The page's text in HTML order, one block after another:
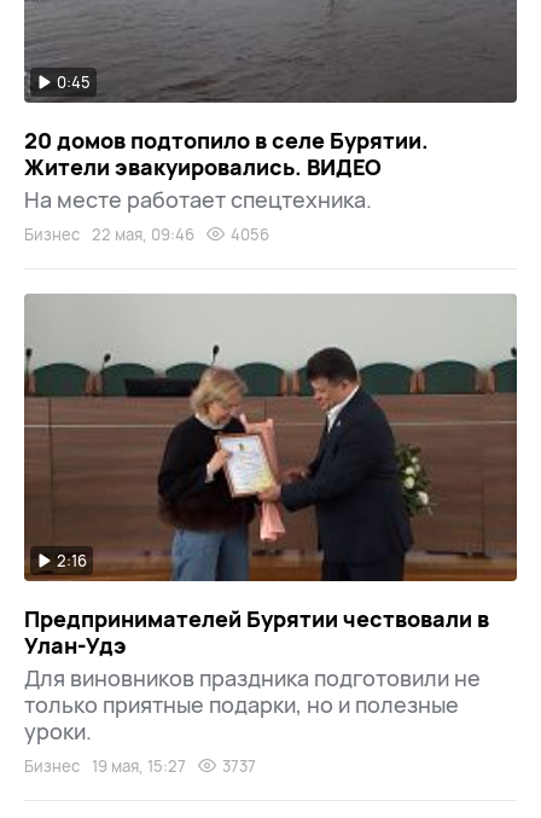
0:45
20 домов подтопило в селе Бурятии.
Жители эвакуировались. ВИДЕО
На месте работает спецтехника.
Бизнес 22 мая, 09:46 4056
2:16
Предпринимателей Бурятии чествовали в
Улан-Удэ
Для виновников праздника подготовили не
только приятные подарки, но и полезные
уроки.
Бизнес 19 мая, 15:27 3737